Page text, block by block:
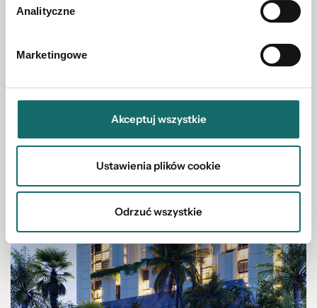
Analityczne
Marketingowe
Akceptuj wszystkie
Ustawienia plików cookie
Odrzuć wszystkie
1 200 000 EUR